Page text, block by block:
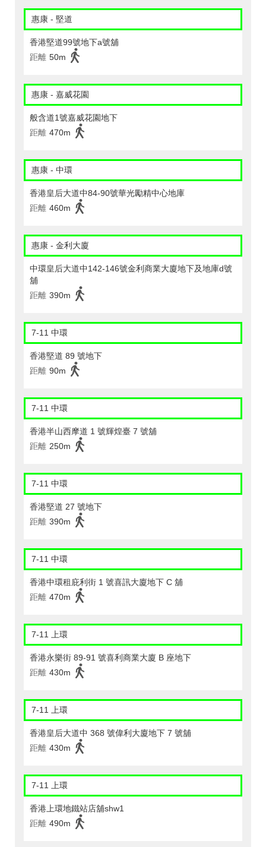
惠康 - 堅道
香港堅道99號地下a號舖
距離 50m
惠康 - 嘉威花園
般含道1號嘉威花園地下
距離 470m
惠康 - 中環
香港皇后大道中84-90號華光勵精中心地庫
距離 460m
惠康 - 金利大廈
中環皇后大道中142-146號金利商業大廈地下及地庫d號
舖
距離 390m
7-11 中環
香港堅道 89 號地下
距離 90m
7-11 中環
香港半山西摩道 1 號輝煌臺 7 號舖
距離 250m
7-11 中環
香港堅道 27 號地下
距離 390m
7-11 中環
香港中環租庇利街 1 號喜訊大廈地下 C 舖
距離 470m
7-11 上環
香港永樂街 89-91 號喜利商業大廈 B 座地下
距離 430m
7-11 上環
香港皇后大道中 368 號偉利大廈地下 7 號舖
距離 430m
7-11 上環
香港上環地鐵站店舖shw1
距離 490m